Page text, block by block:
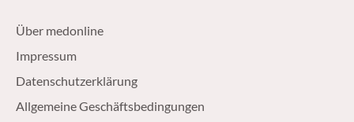
Über medonline
Impressum
Datenschutzerklärung
Allgemeine Geschäftsbedingungen